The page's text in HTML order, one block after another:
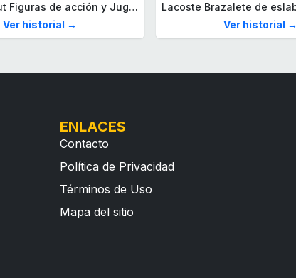
Mega Fallout Figuras de acción y Juguetes de construcción, Parada de Camiones Red Rocket con 824 Piezas, 2 Personajes articulados y Accesorios, para coleccionistas, HXT00
Ver historial →
Ver historial →
ENLACES
Contacto
Política de Privacidad
Términos de Uso
Mapa del sitio